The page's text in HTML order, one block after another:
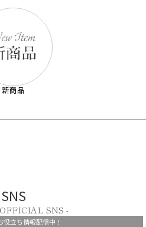
新商品
SNS
SNS -
役立ち情報配信中！